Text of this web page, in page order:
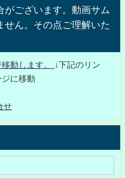
がございます。動画サム
せん。その点ご理解いた
動します。
↓下記のリン
に移動
せ